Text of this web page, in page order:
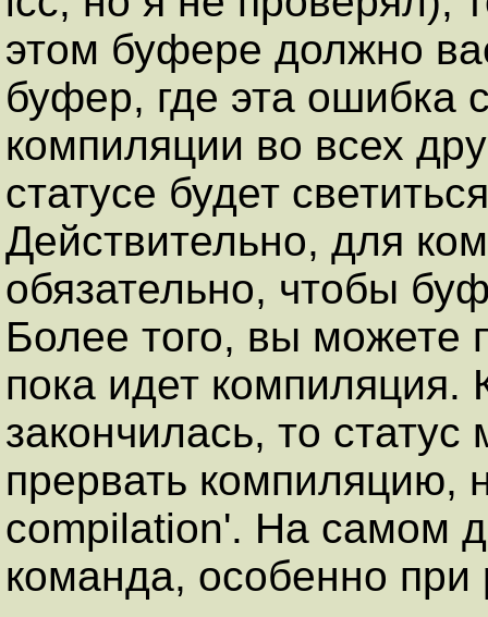
этом буфере должно
буфер, где эта ошибка
компиляции во всех
статусе будет
Действительно, для
обязательно, чтобы
Более того, вы можете
пока идет компиляция.
закончилась, то
прервать компиляцию,
compilation'. На самом
команда, особенно при